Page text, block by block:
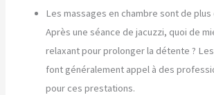
Les massages en chambre sont de
Après une séance de jacuzzi, quoi de
relaxant pour prolonger la détente ?
font généralement appel à des
pour ces prestations.